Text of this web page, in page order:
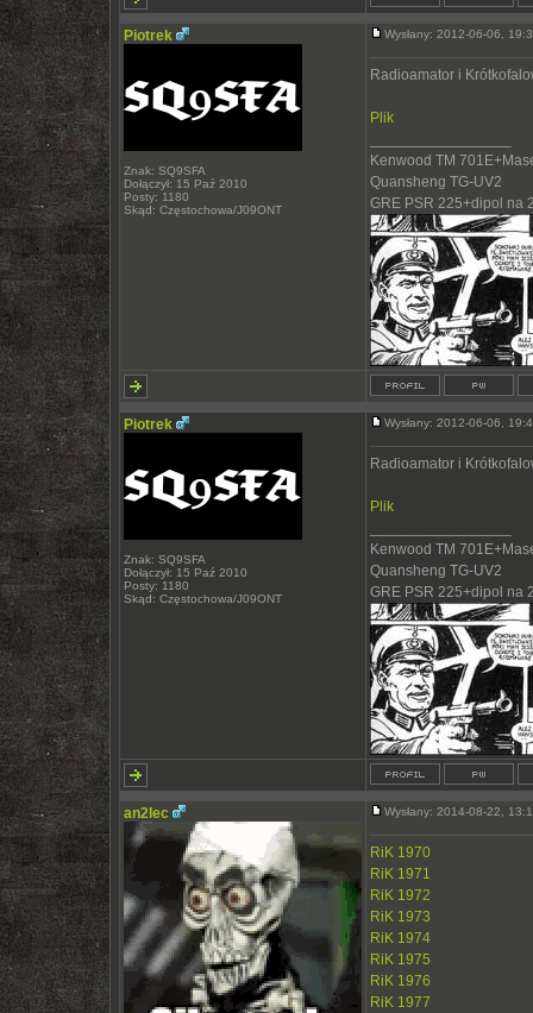
Piotrek
Znak: SQ9SFA
Dołączył: 15 Paź 2010
Posty: 1180
Skąd: Częstochowa/J09ONT
Wysłany: 2012-06-06,
Radioamator i
Plik
Kenwood TM
Quansheng TG-UV2
GRE PSR 225+dipol na
Piotrek
Znak: SQ9SFA
Dołączył: 15 Paź 2010
Posty: 1180
Skąd: Częstochowa/J09ONT
Wysłany: 2012-06-06,
Radioamator i
Plik
Kenwood TM
Quansheng TG-UV2
GRE PSR 225+dipol na
an2lec Wysłany: 2014-08-22,
RiK 1970
RiK 1971
RiK 1972
RiK 1973
RiK 1974
RiK 1975
RiK 1976
RiK 1977